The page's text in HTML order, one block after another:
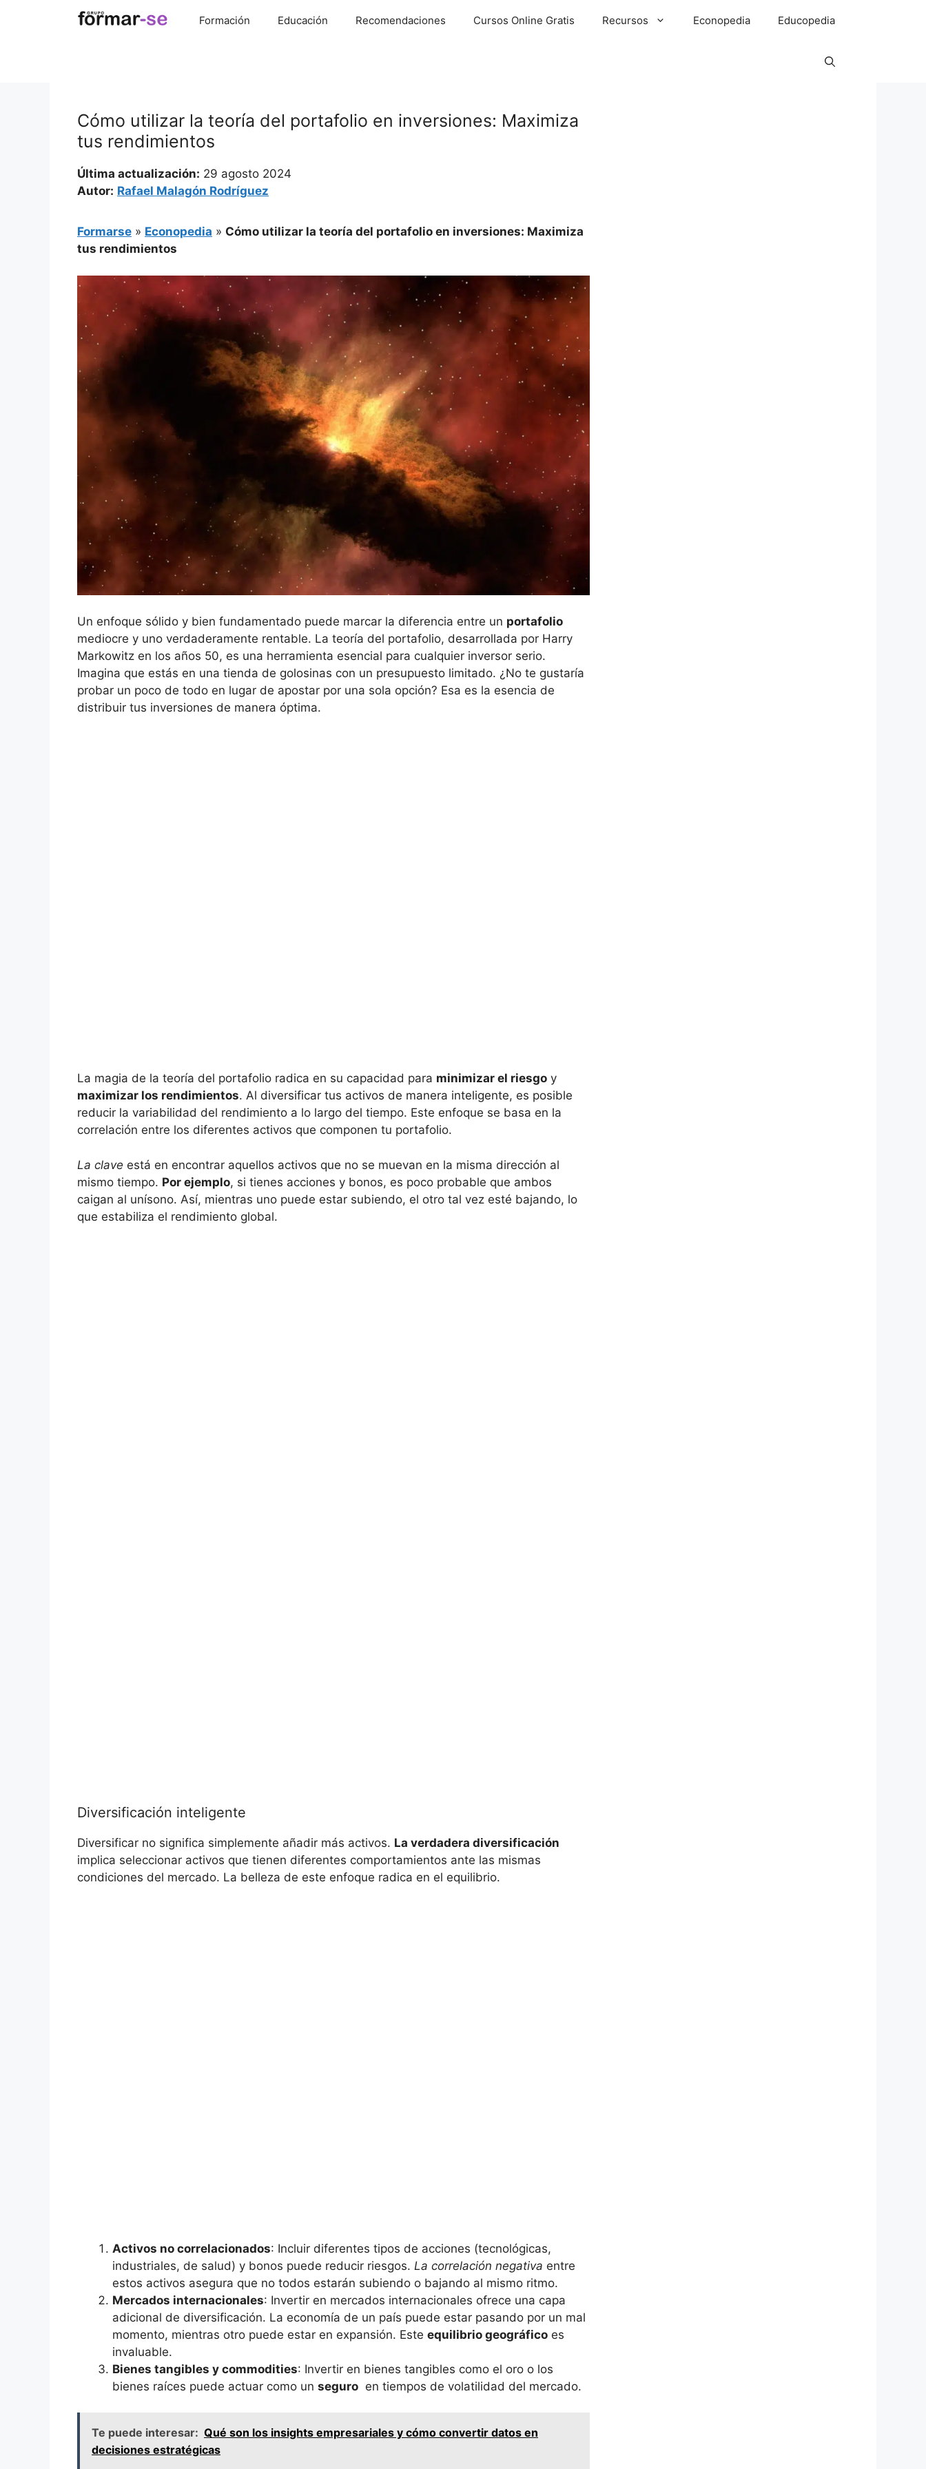
Formación Educación Recomendaciones Cursos Online Gratis Recursos Econopedia Educopedia
Cómo utilizar la teoría del portafolio en inversiones: Maximiza
tus rendimientos
Última actualización: 29 agosto 2024
Autor: Rafael Malagón Rodríguez
Formarse » Econopedia » Cómo utilizar la teoría del portafolio en inversiones: Maximiza
tus rendimientos
Un enfoque ⁤sólido y bien fundamentado puede marcar la diferencia ‌entre un portafolio
mediocre y uno verdaderamente rentable. La⁢ teoría del portafolio, desarrollada por Harry‍
Markowitz en los años ⁤50, es una herramienta esencial para cualquier inversor serio.
Imagina que estás en una tienda de golosinas con un presupuesto limitado.​ ¿No⁢ te gustaría ​
probar⁣ un poco de todo ⁢en lugar‌ de apostar por una sola opción? Esa es la esencia de
distribuir tus inversiones de manera óptima.
La magia‌ de la teoría del portafolio radica‍ en su capacidad para minimizar el riesgo y
maximizar los rendimientos. Al diversificar tus activos de manera ‍inteligente, es posible
reducir la variabilidad del rendimiento a lo largo ‍del tiempo. Este enfoque se⁣ basa en la
correlación entre los diferentes⁣ activos que componen tu portafolio.
La⁤ clave está en ⁢encontrar aquellos⁤ activos que no se muevan en la misma dirección al
mismo tiempo. Por ejemplo, si⁤ tienes acciones y bonos, es poco⁣ probable que ambos
caigan al unísono. Así, mientras uno puede estar ⁣subiendo, el otro tal vez esté bajando, lo
que estabiliza el rendimiento ⁤global.
Diversificación inteligente
Diversificar no significa simplemente añadir más ⁣activos. La ⁣verdadera diversificación
implica seleccionar ‍activos que tienen ‍diferentes comportamientos⁣ ante las mismas
condiciones del mercado.⁤ La ‌belleza de ‌este enfoque radica en el equilibrio.
Activos no correlacionados: Incluir diferentes tipos de acciones (tecnológicas,
industriales, de ‍salud) y bonos puede reducir riesgos. La ​correlación negativa entre
estos activos asegura que no todos ⁣estarán subiendo ⁤o bajando al mismo⁣ ritmo.
Mercados ⁣internacionales: Invertir en mercados⁣ internacionales ofrece ‌una capa
⁣adicional de diversificación. La ‌economía de un país puede estar‌ pasando por un mal
momento, mientras otro ⁣puede estar en expansión.​ Este equilibrio geográfico es
invaluable.
Bienes tangibles y commodities: Invertir en bienes tangibles como el oro o los
bienes ‍raíces puede actuar como un seguro ⁢ en tiempos de⁤ volatilidad del ⁢mercado.
Te puede interesar: Qué son los insights empresariales y cómo convertir datos en
decisiones estratégicas